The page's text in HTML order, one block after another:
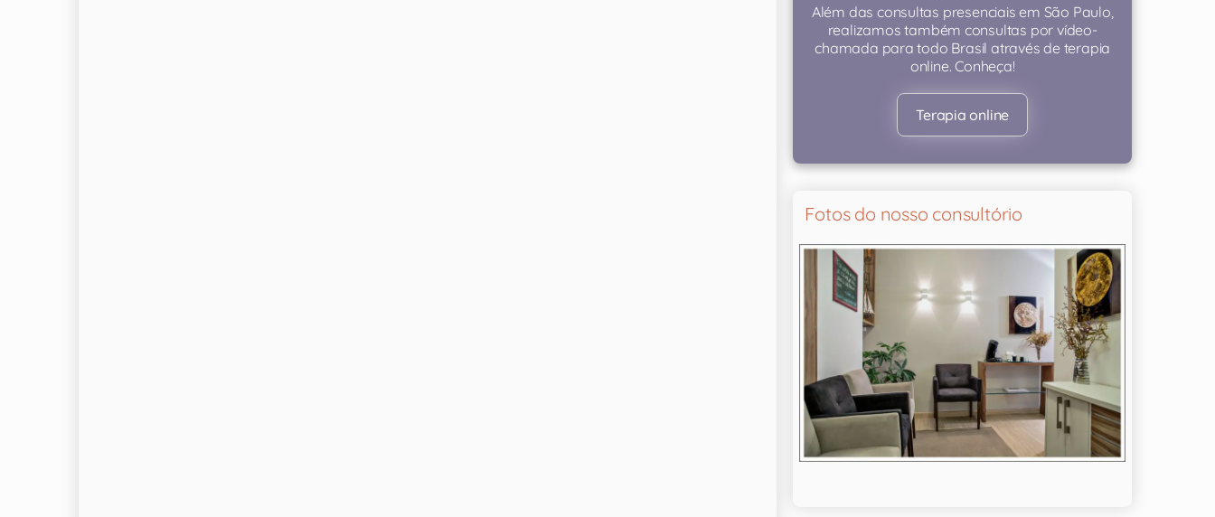
Além das consultas presenciais em São Paulo,
realizamos também consultas por vídeo-
chamada para todo Brasil através de terapia
online. Conheça!
Terapia online
Fotos do nosso consultório